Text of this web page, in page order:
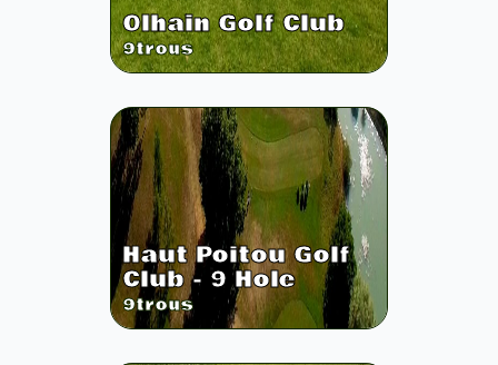
Olhain Golf Club
9trous
Haut Poitou Golf
Club - 9 Hole
9trous